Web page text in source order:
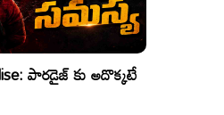
పారడైజ్ కు అదొక్కటే